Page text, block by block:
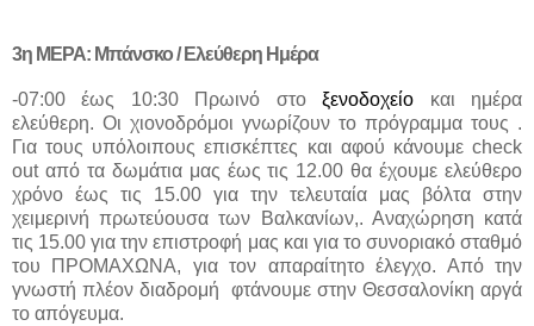
3η ΜΕΡΑ: Μπάνσκο / Ελεύθερη Ημέρα
-07:00 έως 10:30 Πρωινό στοξενοδοχείο και ημέρα
ελεύθερη. Οι χιονοδρόμοι γνωρίζουν το πρόγραμμα τους .
Για τους υπόλοιπους επισκέπτες και αφού κάνουμε check
out από τα δωμάτια μας έως τις 12.00 θα έχουμε ελεύθερο
χρόνο έως τις 15.00 για την τελευταία μας βόλτα στην
χειμερινή πρωτεύουσα των Βαλκανίων,. Αναχώρηση κατά
τις 15.00 για την επιστροφή μας και για το συνοριακό σταθμό
του ΠΡΟΜΑΧΩΝΑ, για τον απαραίτητο έλεγχο. Από την
γνωστή πλέον διαδρομή
φτάνουμε στην Θεσσαλονίκη αργά
το απόγευμα.